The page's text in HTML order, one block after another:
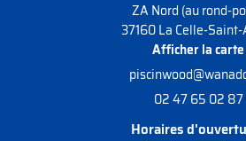
ZA Nord (au rond-
37160 La Celle-
Afficher la carte
02 47 65 02 87
Horaires